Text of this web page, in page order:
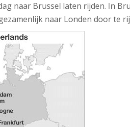
naar Brussel laten rijden. In
naar Londen door te